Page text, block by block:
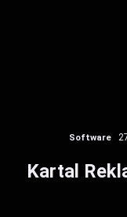
Software
Kartal